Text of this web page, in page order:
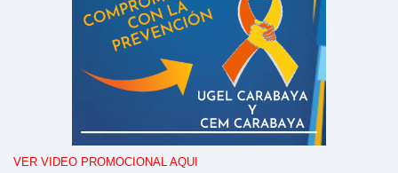
VER VIDEO PROMOCIONAL AQUI